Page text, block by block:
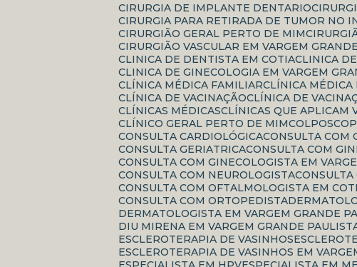
CIRURGIA DE IMPLANTE DENTARIO
CIRURGIA PARA RETIRADA DE TUMOR NO
CIRURGIÃO GERAL PERTO DE MIM
CIRURGIÃO VASCULAR EM VARGEM
CLINICA DE DENTISTA EM COTIA CLINICA
CLINICA DE GINECOLOGIA EM VARGEM
CLÍNICA MÉDICA FAMILIAR CLÍNICA
CLÍNICA DE VACINAÇÃO CLÍNICA DE
CLÍNICAS MÉDICAS CLÍNICAS QUE APLICAM
CLÍNICO GERAL PERTO DE MIM
CONSULTA CARDIOLÓGICA CONSULTA
CONSULTA GERIATRICA CONSULTA COM
CONSULTA COM GINECOLOGISTA EM
CONSULTA COM NEUROLOGISTA
CONSULTA COM OFTALMOLOGISTA EM
CONSULTA COM ORTOPEDISTA
DERMATOLOGISTA EM VARGEM GRANDE
DIU MIRENA EM VARGEM GRANDE
ESCLEROTERAPIA DE VASINHOS
ESCLEROTERAPIA DE VASINHOS EM